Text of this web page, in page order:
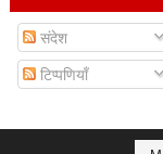
संदेश
टिप्पणियाँ